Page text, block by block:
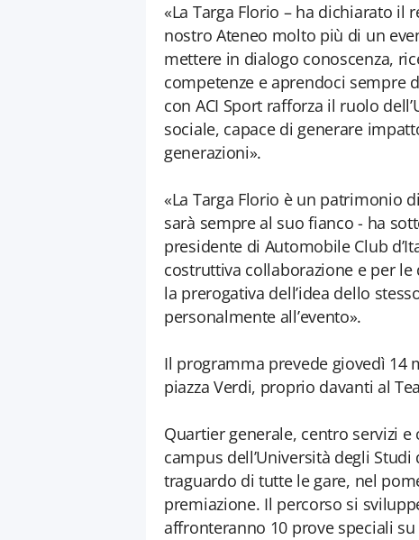
«La Targa Florio – ha dichiarato il
nostro Ateneo molto più di un
mettere in dialogo conoscenza,
competenze e aprendoci sempre
con ACI Sport rafforza il ruolo
sociale, capace di generare
generazioni».
«La Targa Florio è un patrimonio
sarà sempre al suo fianco - ha
presidente di Automobile Club
costruttiva collaborazione e per
la prerogativa dell’idea dello
personalmente all’evento».
Il programma prevede giovedì 14
piazza Verdi, proprio davanti al
Quartier generale, centro servizi
campus dell’Università degli
traguardo di tutte le gare, nel
premiazione. Il percorso si
affronteranno 10 prove speciali